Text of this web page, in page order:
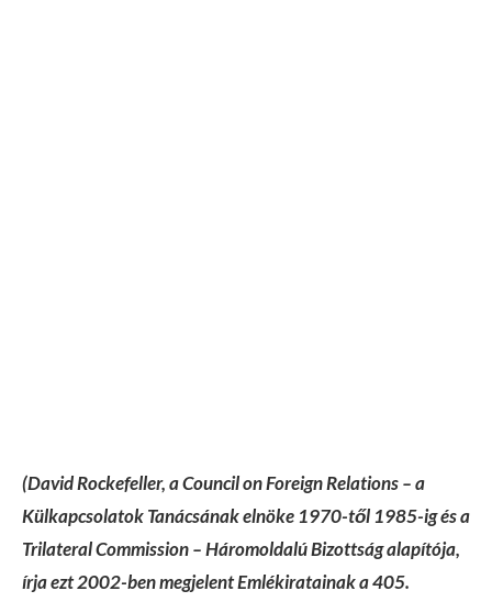
(David Rockefeller, a Council on Foreign Relations – a
Külkapcsolatok Tanácsának elnöke 1970-től 1985-ig és a
Trilateral Commission – Háromoldalú Bizottság alapítója,
írja ezt 2002-ben megjelent Emlékiratainak a 405.